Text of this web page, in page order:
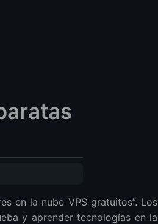
en la nube VPS gratuitos”. Los
y aprender tecnologías en la